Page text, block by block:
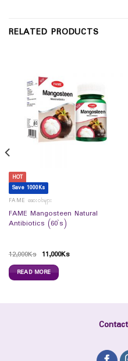
RELATED PRODUCTS
HOT
Save 1000Ks
FAME ဆေးဝါးများ
FAME Mangosteen Natural
Antibiotics (60`s)
12,000Ks 11,000Ks
READ MORE